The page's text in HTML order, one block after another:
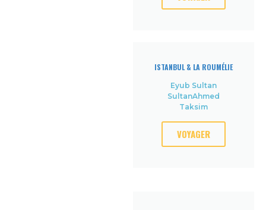
ISTANBUL & LA ROUMÉLIE
Eyub Sultan
SultanAhmed
Taksim
VOYAGER